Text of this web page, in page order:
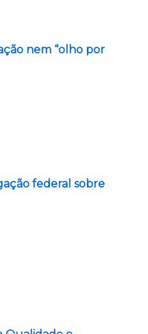
nem “olho por
federal sobre